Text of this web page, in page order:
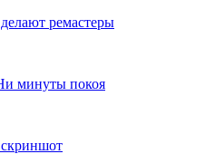
ремастеры
минуты покоя